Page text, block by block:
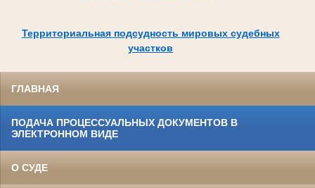
Территориальная подсудность мировых судебных
участков
ГЛАВНАЯ
ПОДАЧА ПРОЦЕССУАЛЬНЫХ ДОКУМЕНТОВ В
ЭЛЕКТРОННОМ ВИДЕ
О СУДЕ